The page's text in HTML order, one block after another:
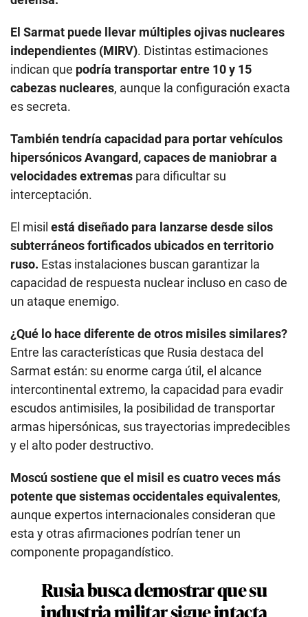
El Sarmat puede llevar múltiples ojivas nucleares
independientes (MIRV). Distintas estimaciones
indican que podría transportar entre 10 y 15
cabezas nucleares, aunque la configuración exacta
es secreta.
También tendría capacidad para portar vehículos
hipersónicos Avangard, capaces de maniobrar a
velocidades extremas para dificultar su
interceptación.
El misil está diseñado para lanzarse desde silos
subterráneos fortificados ubicados en territorio
ruso. Estas instalaciones buscan garantizar la
capacidad de respuesta nuclear incluso en caso de
un ataque enemigo.
¿Qué lo hace diferente de otros misiles similares?
Entre las características que Rusia destaca del
Sarmat están: su enorme carga útil, el alcance
intercontinental extremo, la capacidad para evadir
escudos antimisiles, la posibilidad de transportar
armas hipersónicas, sus trayectorias impredecibles
y el alto poder destructivo.
Moscú sostiene que el misil es cuatro veces más
potente que sistemas occidentales equivalentes,
aunque expertos internacionales consideran que
esta y otras afirmaciones podrían tener un
componente propagandístico.
Rusia busca demostrar que su
industria militar sigue intacta